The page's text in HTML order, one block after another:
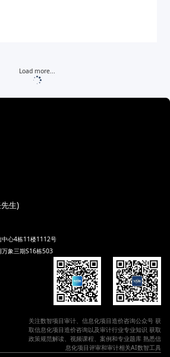
Load more...
生)
中心4栋11楼1112号
万象三期S16栋503
关注数智项目审计、信息化项目造价咨询公众号 获
取信息化项目造价咨询以及审计行业专业知识 获取
政策规范解读、视频课程、案例和专业题库 熟悉信
息化项目评审和审计相关AI数智工具